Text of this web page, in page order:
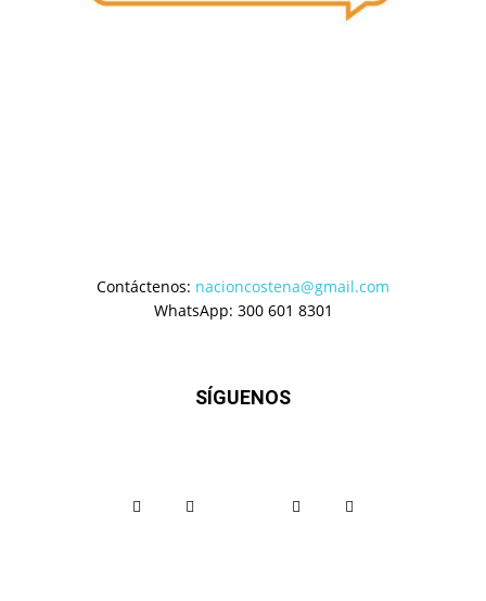
Contáctenos: nacioncostena@gmail.com
WhatsApp: 300 601 8301
SÍGUENOS